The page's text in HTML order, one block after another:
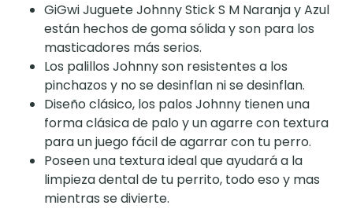
GiGwi Juguete Johnny Stick S M Naranja y Azul
están hechos de goma sólida y son para los
masticadores más serios.
Los palillos Johnny son resistentes a los
pinchazos y no se desinflan ni se desinflan.
Diseño clásico, los palos Johnny tienen una
forma clásica de palo y un agarre con textura
para un juego fácil de agarrar con tu perro.
Poseen una textura ideal que ayudará a la
limpieza dental de tu perrito, todo eso y mas
mientras se divierte.